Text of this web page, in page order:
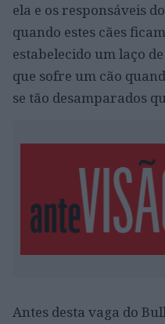
ela e os responsáveis
quando estes cães
estabelecido um laço
que sofre um cão
se tão desamparados
Antes desta vaga do